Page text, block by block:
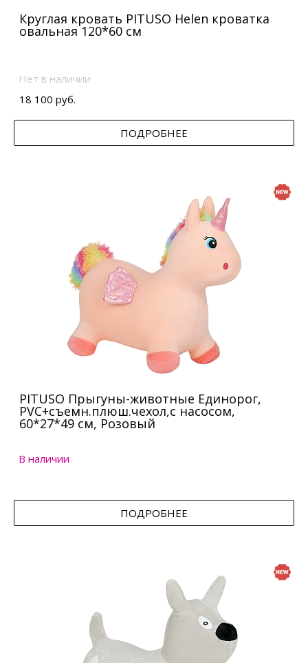
Круглая кровать PITUSO Helen кроватка
овальная 120*60 см
Нет в наличии
18 100 руб.
ПОДРОБНЕЕ
PITUSO Прыгуны-животные Единорог,
PVC+съемн.плюш.чехол,с насосом,
60*27*49 см, Розовый
В наличии
ПОДРОБНЕЕ